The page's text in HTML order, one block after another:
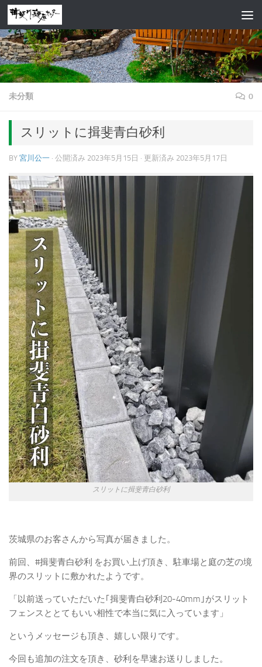
コンテンツへスキップ
未分類 0
スリットに揖斐青白砂利
BY 宮川公一 · 公開済み 2023年5月15日 · 更新済み 2023年5月17日
スリットに揖斐青白砂利
茨城県のお客さんから写真が届きました。
前回、#揖斐青白砂利 をお買い上げ頂き、駐車場と庭の芝の境
界のスリットに敷かれたようです。
「以前送っていただいた｢揖斐青白砂利20-40mm｣がスリット
フェンスととてもいい相性で本当に気に入っています」
というメッセージも頂き、嬉しい限りです。
今回も追加の注文を頂き、砂利を早速お送りしました。